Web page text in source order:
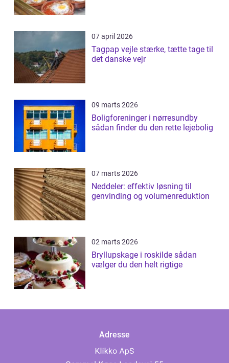
07 april 2026
Tagpap vejle stærke, tætte tage til
det danske vejr
09 marts 2026
Boligforeninger i nørresundby
sådan finder du den rette lejebolig
07 marts 2026
Neddeler: effektiv løsning til
genvinding og volumenreduktion
02 marts 2026
Bryllupskage i roskilde sådan
vælger du den helt rigtige
Adresse